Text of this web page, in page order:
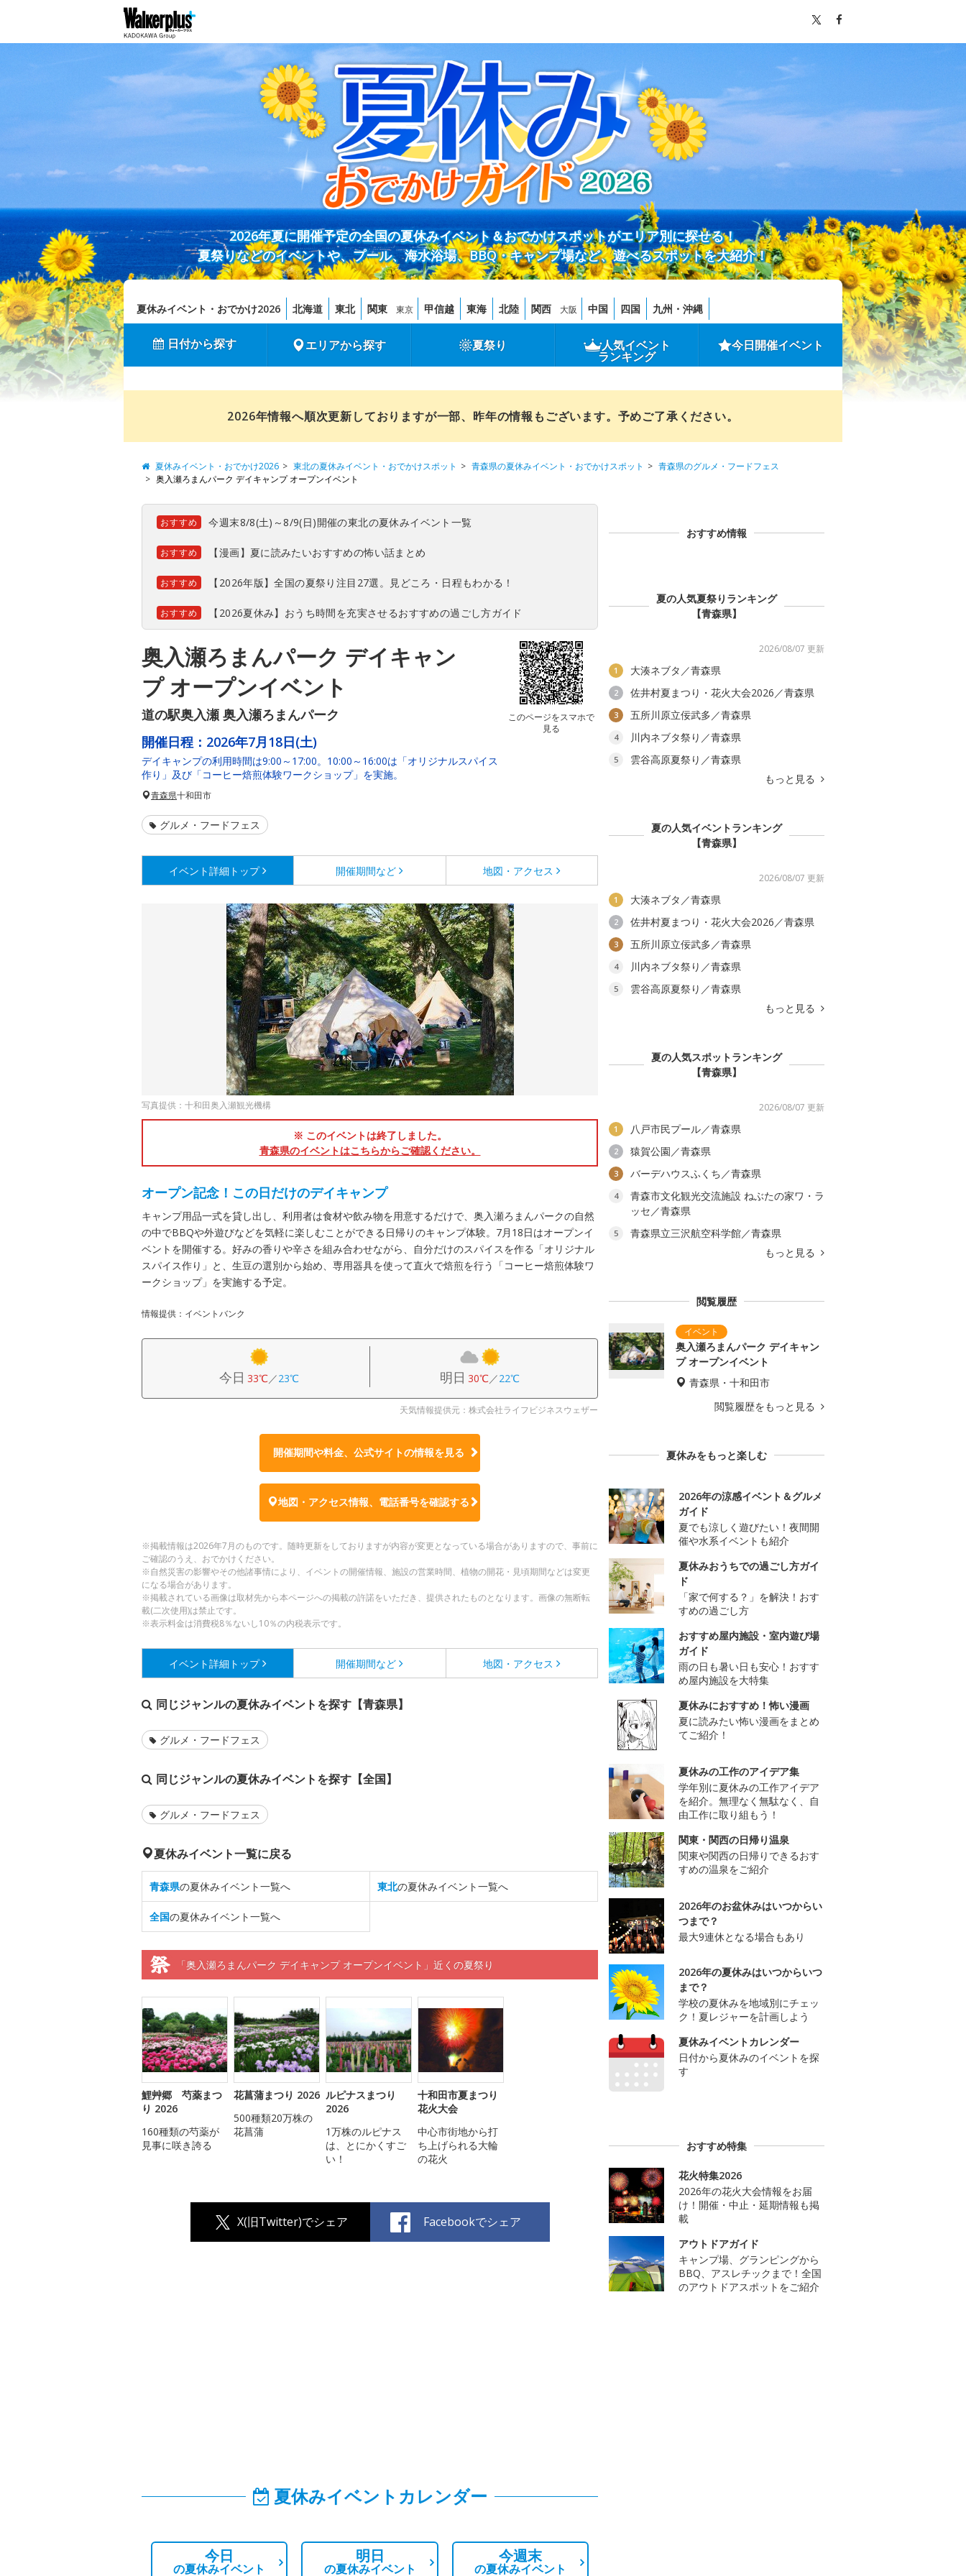
2026年夏に開催予定の全国の夏休みイベント＆おでかけスポットがエリア別に探せる！
夏祭りなどのイベントや、プール、海水浴場、BBQ・キャンプ場など、遊べるスポットを大紹介！
夏休みイベント・おでかけ2026 北海道 東北 関東 東京 甲信越 東海 北陸 関西 大阪 中国 四国 九州・沖縄
日付から探す エリアから探す 夏祭り 人気イベント
ランキング
今日開催イベント
2026年情報へ順次更新しておりますが一部、昨年の情報もございます。予めご了承ください。
夏休みイベント・おでかけ2026 東北の夏休みイベント・おでかけスポット 青森県の夏休みイベント・おでかけスポット
青森県のグルメ・フードフェス
奥入瀬ろまんパーク デイキャンプ オープンイベント
おすすめ 今週末8/8(土)～8/9(日)開催の東北の夏休みイベント一覧
おすすめ 【漫画】夏に読みたいおすすめの怖い話まとめ
おすすめ 【2026年版】全国の夏祭り注目27選。見どころ・日程もわかる！
おすすめ 【2026夏休み】おうち時間を充実させるおすすめの過ごし方ガイド
奥入瀬ろまんパーク デイキャン
プ オープンイベント
道の駅奥入瀬 奥入瀬ろまんパーク
このページをスマホで
見る
開催日程： 2026年7月18日(土)
デイキャンプの利用時間は9:00～17:00。10:00～16:00は「オリジナルスパイス
作り」及び「コーヒー焙煎体験ワークショップ」を実施。
青森県十和田市
グルメ・フードフェス
イベント詳細 トップ 開催期間など 地図・アクセス
写真提供：十和田奥入瀬観光機構
※ このイベントは終了しました。
青森県のイベントはこちらからご確認ください。
オープン記念！この日だけのデイキャンプ
キャンプ用品一式を貸し出し、利用者は食材や飲み物を用意するだけで、奥入瀬ろまんパークの自然
の中でBBQや外遊びなどを気軽に楽しむことができる日帰りのキャンプ体験。7月18日はオープンイ
ベントを開催する。好みの香りや辛さを組み合わせながら、自分だけのスパイスを作る「オリジナル
スパイス作り」と、生豆の選別から始め、専用器具を使って直火で焙煎を行う「コーヒー焙煎体験ワ
ークショップ」を実施する予定。
情報提供：イベントバンク
今日 33℃／23℃ 明日 30℃／22℃
天気情報提供元：株式会社ライフビジネスウェザー
開催期間や料金、公式サイトの情報を見る
地図・アクセス情報、電話番号を確認する
※掲載情報は2026年7月のものです。随時更新をしておりますが内容が変更となっている場合がありますので、事前に
ご確認のうえ、おでかけください。
※自然災害の影響やその他諸事情により、イベントの開催情報、施設の営業時間、植物の開花・見頃期間などは変更
になる場合があります。
※掲載されている画像は取材先から本ページへの掲載の許諾をいただき、提供されたものとなります。画像の無断転
載(二次使用)は禁止です。
※表示料金は消費税8％ないし10％の内税表示です。
イベント詳細 トップ 開催期間など 地図・アクセス
同じジャンルの夏休みイベントを探す【青森県】
グルメ・フードフェス
同じジャンルの夏休みイベントを探す【全国】
グルメ・フードフェス
夏休みイベント一覧に戻る
青森県の夏休みイベント一覧へ 東北の夏休みイベント一覧へ
全国の夏休みイベント一覧へ
「奥入瀬ろまんパーク デイキャンプ オープンイベント」近くの夏祭り
鯉艸郷 芍薬まつ
り 2026
160種類の芍薬が
見事に咲き誇る
花菖蒲まつり 2026
500種類20万株の
花菖蒲
ルピナスまつり
2026
1万株のルピナス
は、とにかくすご
い！
十和田市夏まつり
花火大会
中心市街地から打
ち上げられる大輪
の花火
X(旧Twitter)でシェア Facebookでシェア
夏休みイベントカレンダー
今日
の夏休みイベント
明日
の夏休みイベント
今週末
の夏休みイベント
おすすめ情報
夏の人気夏祭りランキング
【青森県】
2026/08/07 更新
1 大湊ネブタ／青森県
2 佐井村夏まつり・花火大会2026／青森県
3 五所川原立佞武多／青森県
4 川内ネブタ祭り／青森県
5
雲谷高原夏祭り／青森県
もっと見る
夏の人気イベントランキング
【青森県】
2026/08/07 更新
1 大湊ネブタ／青森県
2 佐井村夏まつり・花火大会2026／青森県
3 五所川原立佞武多／青森県
4 川内ネブタ祭り／青森県
5
雲谷高原夏祭り／青森県
もっと見る
夏の人気スポットランキング
【青森県】
2026/08/07 更新
1 八戸市民プール／青森県
2 猿賀公園／青森県
3 バーデハウスふくち／青森県
4
青森市文化観光交流施設 ねぶたの家ワ・ラ
ッセ／青森県
5
青森県立三沢航空科学館／青森県
もっと見る
閲覧履歴
奥入瀬ろまんパーク デイキャン
プ オープンイベント
青森県・十和田市
閲覧履歴をもっと見る
夏休みをもっと楽しむ
2026年の涼感イベント＆グルメ
ガイド
夏でも涼しく遊びたい！夜間開
催や水系イベントも紹介
夏休みおうちでの過ごし方ガイ
ド
「家で何する？」を解決！おす
すめの過ごし方
おすすめ屋内施設・室内遊び場
ガイド
雨の日も暑い日も安心！おすす
め屋内施設を大特集
夏休みにおすすめ！怖い漫画
夏に読みたい怖い漫画をまとめ
てご紹介！
夏休みの工作のアイデア集
学年別に夏休みの工作アイデア
を紹介。無理なく無駄なく、自
由工作に取り組もう！
関東・関西の日帰り温泉
関東や関西の日帰りできるおす
すめの温泉をご紹介
2026年のお盆休みはいつからい
つまで？
最大9連休となる場合もあり
2026年の夏休みはいつからいつ
まで？
学校の夏休みを地域別にチェッ
ク！夏レジャーを計画しよう
夏休みイベントカレンダー
日付から夏休みのイベントを探
す
おすすめ特集
花火特集2026
2026年の花火大会情報をお届
け！開催・中止・延期情報も掲
載
アウトドアガイド
キャンプ場、グランピングから
BBQ、アスレチックまで！全国
のアウトドアスポットをご紹介